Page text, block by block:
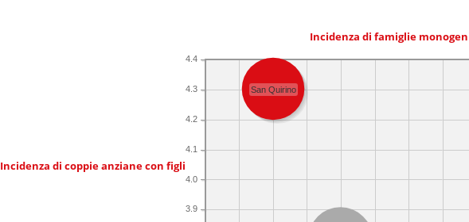
Incidenza di famiglie
Incidenza di coppie anziane con figli
3.9
4.0
4.1
4.2
4.3
4.4
San Quirino